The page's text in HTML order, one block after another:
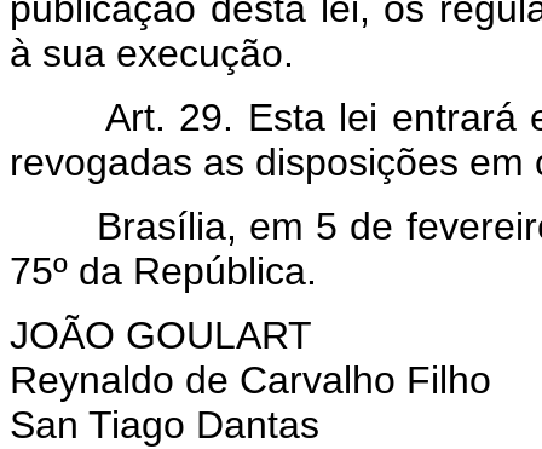
à sua execução.
Art. 29. Esta lei entrará
revogadas as disposições em
Brasília, em 5 de fevereiro
75º da República.
JOÃO GOULART
Reynaldo de Carvalho Filho
San Tiago Dantas